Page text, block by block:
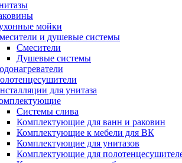
мойки
и душевые системы
Смесители
Душевые системы
для унитаза
Системы слива
Комплектующие для ванн и раковин
Комплектующие к мебели для ВК
Комплектующие для унитазов
Комплектующие для